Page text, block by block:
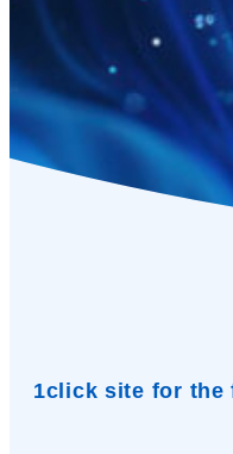
1click site for the